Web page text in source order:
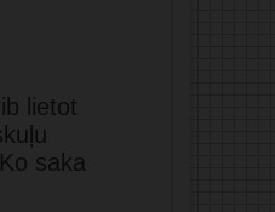
lietot
saka